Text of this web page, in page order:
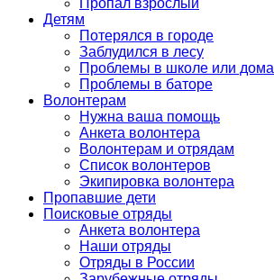
Пропал взрослый
Детям
Потерялся в городе
Заблудился в лесу
Проблемы в школе или дома
Проблемы в баторе
Волонтерам
Нужна ваша помощь
Анкета волонтера
Волонтерам и отрядам
Список волонтеров
Экипировка волонтера
Пропавшие дети
Поисковые отряды
Анкета волонтера
Наши отряды
Отряды в России